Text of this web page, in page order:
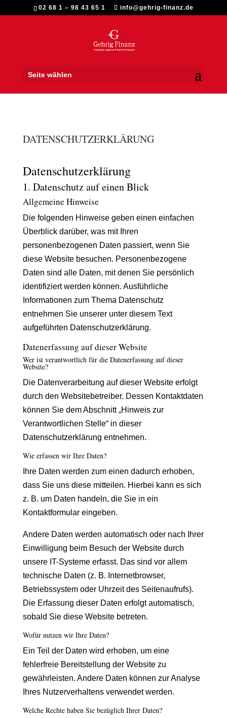
02 68 1 – 98 43 65 1 info@gehrig-finanz.de
Seite wählen
DATENSCHUTZERKLÄRUNG
Datenschutz­erklärung
1. Datenschutz auf einen Blick
Allgemeine Hinweise
Die folgenden Hinweise geben einen einfachen
Überblick darüber, was mit Ihren
personenbezogenen Daten passiert, wenn Sie
diese Website besuchen. Personenbezogene
Daten sind alle Daten, mit denen Sie persönlich
identifiziert werden können. Ausführliche
Informationen zum Thema Datenschutz
entnehmen Sie unserer unter diesem Text
aufgeführten Datenschutzerklärung.
Datenerfassung auf dieser Website
Wer ist verantwortlich für die Datenerfassung auf dieser
Website?
Die Datenverarbeitung auf dieser Website erfolgt
durch den Websitebetreiber. Dessen Kontaktdaten
können Sie dem Abschnitt „Hinweis zur
Verantwortlichen Stelle“ in dieser
Datenschutzerklärung entnehmen.
Wie erfassen wir Ihre Daten?
Ihre Daten werden zum einen dadurch erhoben,
dass Sie uns diese mitteilen. Hierbei kann es sich
z. B. um Daten handeln, die Sie in ein
Kontaktformular eingeben.
Andere Daten werden automatisch oder nach Ihrer
Einwilligung beim Besuch der Website durch
unsere IT-Systeme erfasst. Das sind vor allem
technische Daten (z. B. Internetbrowser,
Betriebssystem oder Uhrzeit des Seitenaufrufs).
Die Erfassung dieser Daten erfolgt automatisch,
sobald Sie diese Website betreten.
Wofür nutzen wir Ihre Daten?
Ein Teil der Daten wird erhoben, um eine
fehlerfreie Bereitstellung der Website zu
gewährleisten. Andere Daten können zur Analyse
Ihres Nutzerverhaltens verwendet werden.
Welche Rechte haben Sie bezüglich Ihrer Daten?